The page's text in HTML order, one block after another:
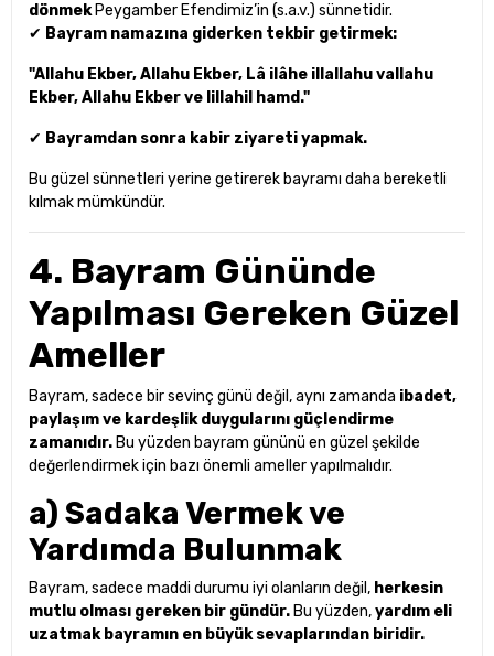
dönmekPeygamber Efendimiz’in (s.a.v.) sünnetidir.
✔ Bayram namazına giderken tekbir getirmek:
"Allahu Ekber, Allahu Ekber, Lâ ilâhe illallahu vallahu
Ekber, Allahu Ekber ve lillahil hamd."
✔ Bayramdan sonra kabir ziyareti yapmak.
Bu güzel sünnetleri yerine getirerek bayramı daha bereketli
kılmak mümkündür.
4. Bayram Gününde
Yapılması Gereken Güzel
Ameller
Bayram, sadece bir sevinç günü değil, aynı zamanda ibadet,
paylaşım ve kardeşlik duygularını güçlendirme
zamanıdır. Bu yüzden bayram gününü en güzel şekilde
değerlendirmek için bazı önemli ameller yapılmalıdır.
a) Sadaka Vermek ve
Yardımda Bulunmak
Bayram, sadece maddi durumu iyi olanların değil, herkesin
mutlu olması gereken bir gündür. Bu yüzden,yardım eli
uzatmak bayramın en büyük sevaplarından biridir.